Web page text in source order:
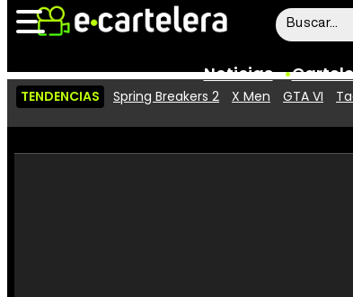
Noticias
Vídeos
TENDENCIAS Spring Breakers 2 X Men GTA VI